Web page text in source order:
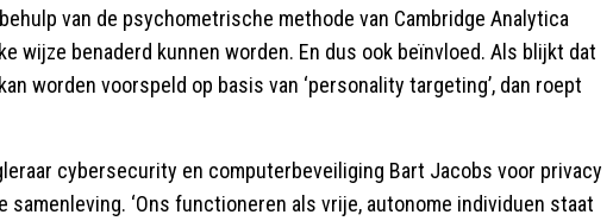
van de psychometrische methode van Cambridge Analytica
wijze benaderd kunnen worden. En dus ook beïnvloed. Als blijkt dat
worden voorspeld op basis van ‘personality targeting’, dan roept
cybersecurity en computerbeveiliging Bart Jacobs voor privacy
samenleving. ‘Ons functioneren als vrije, autonome individuen staat